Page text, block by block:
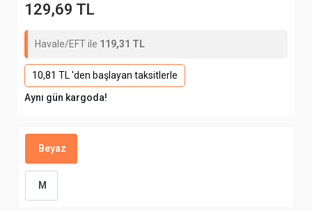
129,69 TL
Havale/EFT ile 119,31 TL
10,81 TL 'den başlayan taksitlerle
Aynı gün kargoda!
Beyaz
M